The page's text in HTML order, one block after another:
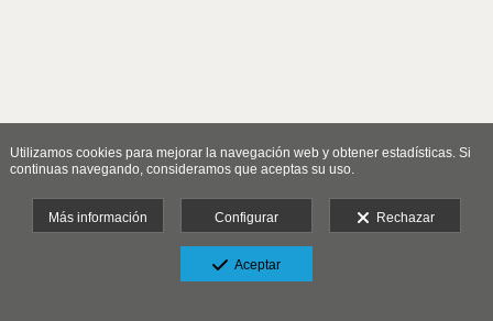
Utilizamos cookies para mejorar la navegación web y obtener estadísticas. Si
continuas navegando, consideramos que aceptas su uso.
Más información Configurar Rechazar
Aceptar